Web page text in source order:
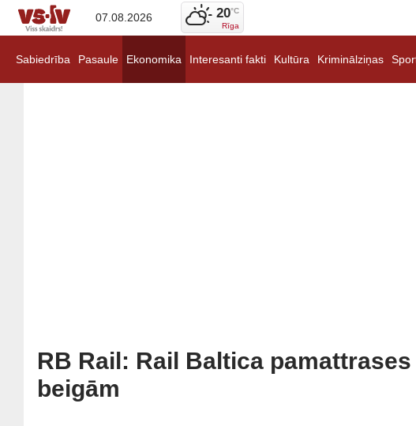
07.08.2026 20°C
Rīga
Sabiedrība Pasaule Ekonomika Interesanti fakti Kultūra Kriminālziņas
RB Rail: Rail Baltica
beigām